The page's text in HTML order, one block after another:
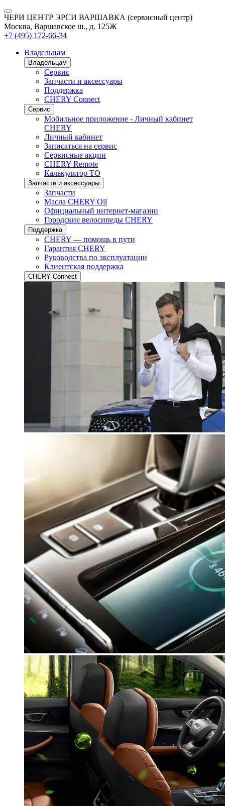
ЧЕРИ ЦЕНТР ЭРСИ ВАРШАВКА (сервисный центр)
Москва, Варшавское ш., д. 125Ж
+7 (495) 172-66-34
Владельцам
Владельцам
Сервис
Запчасти и аксессуары
Поддержка
CHERY Connect
Сервис
Мобильное приложение - Личный кабинет
CHERY
Личный кабинет
Записаться на сервис
Сервисные акции
CHERY Remote
Калькулятор ТО
Запчасти и аксессуары
Запчасти
Масла CHERY Oil
Официальный интернет-магазин
Городские велосипеды CHERY
Поддержка
CHERY — помощь в пути
Гарантия CHERY
Руководства по эксплуатации
Клиентская поддержка
CHERY Connect